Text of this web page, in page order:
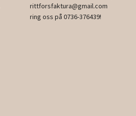
rittforsfaktura@gmail.com
ring oss på 0736-376439!